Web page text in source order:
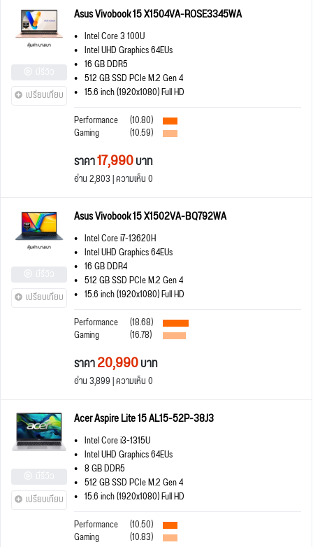
เปรียบเทียบ
Asus Vivobook 15 X1504VA-ROSE3345WA
Intel Core 3 100U
Intel UHD Graphics 64EUs
16 GB DDR5
512 GB SSD PCIe M.2 Gen 4
15.6 inch (1920x1080) Full HD
Performance
(10.80)
Gaming (10.59)
ราคา17,990บาท
อ่าน 2,803 | ความเห็น 0
เปรียบเทียบ
Asus Vivobook 15 X1502VA-BQ792WA
Intel Core i7-13620H
Intel UHD Graphics 64EUs
16 GB DDR4
512 GB SSD PCIe M.2 Gen 4
15.6 inch (1920x1080) Full HD
Performance
(18.68)
Gaming (16.78)
ราคา20,990บาท
อ่าน 3,899 | ความเห็น 0
เปรียบเทียบ
Acer Aspire Lite 15 AL15-52P-38J3
Intel Core i3-1315U
Intel UHD Graphics 64EUs
8 GB DDR5
512 GB SSD PCIe M.2 Gen 4
15.6 inch (1920x1080) Full HD
Performance
(10.50)
Gaming (10.83)